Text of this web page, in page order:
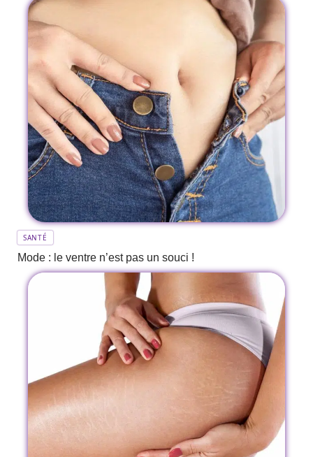
SANTÉ
Mode : le ventre n’est pas un souci !